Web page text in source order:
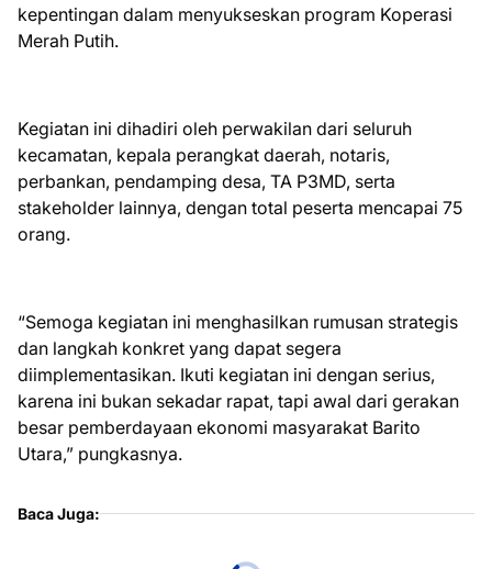
kepentingan dalam menyukseskan program Koperasi
Merah Putih.
Kegiatan ini dihadiri oleh perwakilan dari seluruh
kecamatan, kepala perangkat daerah, notaris,
perbankan, pendamping desa, TA P3MD, serta
stakeholder lainnya, dengan total peserta mencapai 75
orang.
“Semoga kegiatan ini menghasilkan rumusan strategis
dan langkah konkret yang dapat segera
diimplementasikan. Ikuti kegiatan ini dengan serius,
karena ini bukan sekadar rapat, tapi awal dari gerakan
besar pemberdayaan ekonomi masyarakat Barito
Utara,” pungkasnya.
Baca Juga: